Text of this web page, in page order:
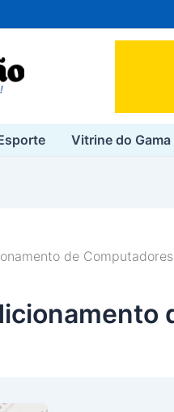
Vitrine do Gama
de